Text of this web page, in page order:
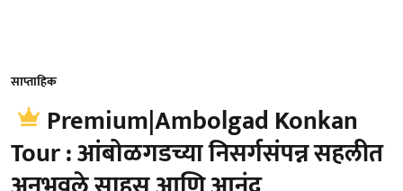
साप्ताहिक
Premium|Ambolgad Konkan
Tour : आंबोळगडच्या निसर्गसंपन्न सहलीत